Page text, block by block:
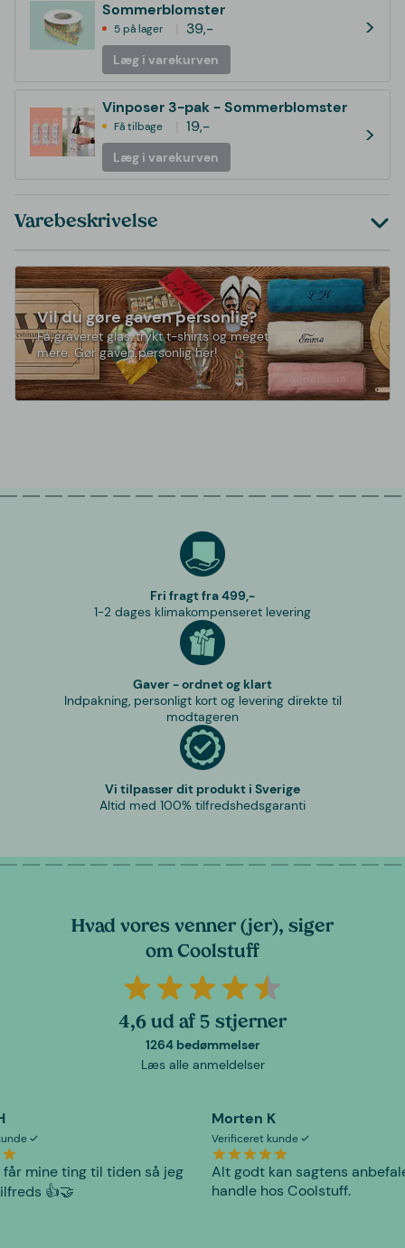
Sommerblomster
5 på lager 39,-
Læg i varekurven
>
Vinposer 3-pak - Sommerblomster
Få tilbage 19,-
Læg i varekurven
>
Varebeskrivelse
Vil du gøre gaven personlig?
Få graveret glas, trykt t-shirts og meget
mere. Gør gaven personlig her!
Fri fragt fra 499,-
1-2 dages klimakompenseret levering
Gaver - ordnet og klart
Indpakning, personligt kort og levering direkte til
modtageren
Vi tilpasser dit produkt i Sverige
Altid med 100% tilfredshedsgaranti
Hvad vores venner (jer), siger
om Coolstuff
4,6 ud af 5 stjerner
1264 bedømmelser
Læs alle anmeldelser
får mine ting til tiden så jeg
👍🤝
Morten K
Verificeret kunde
Alt godt kan sagtens
handle hos Coolstuff.